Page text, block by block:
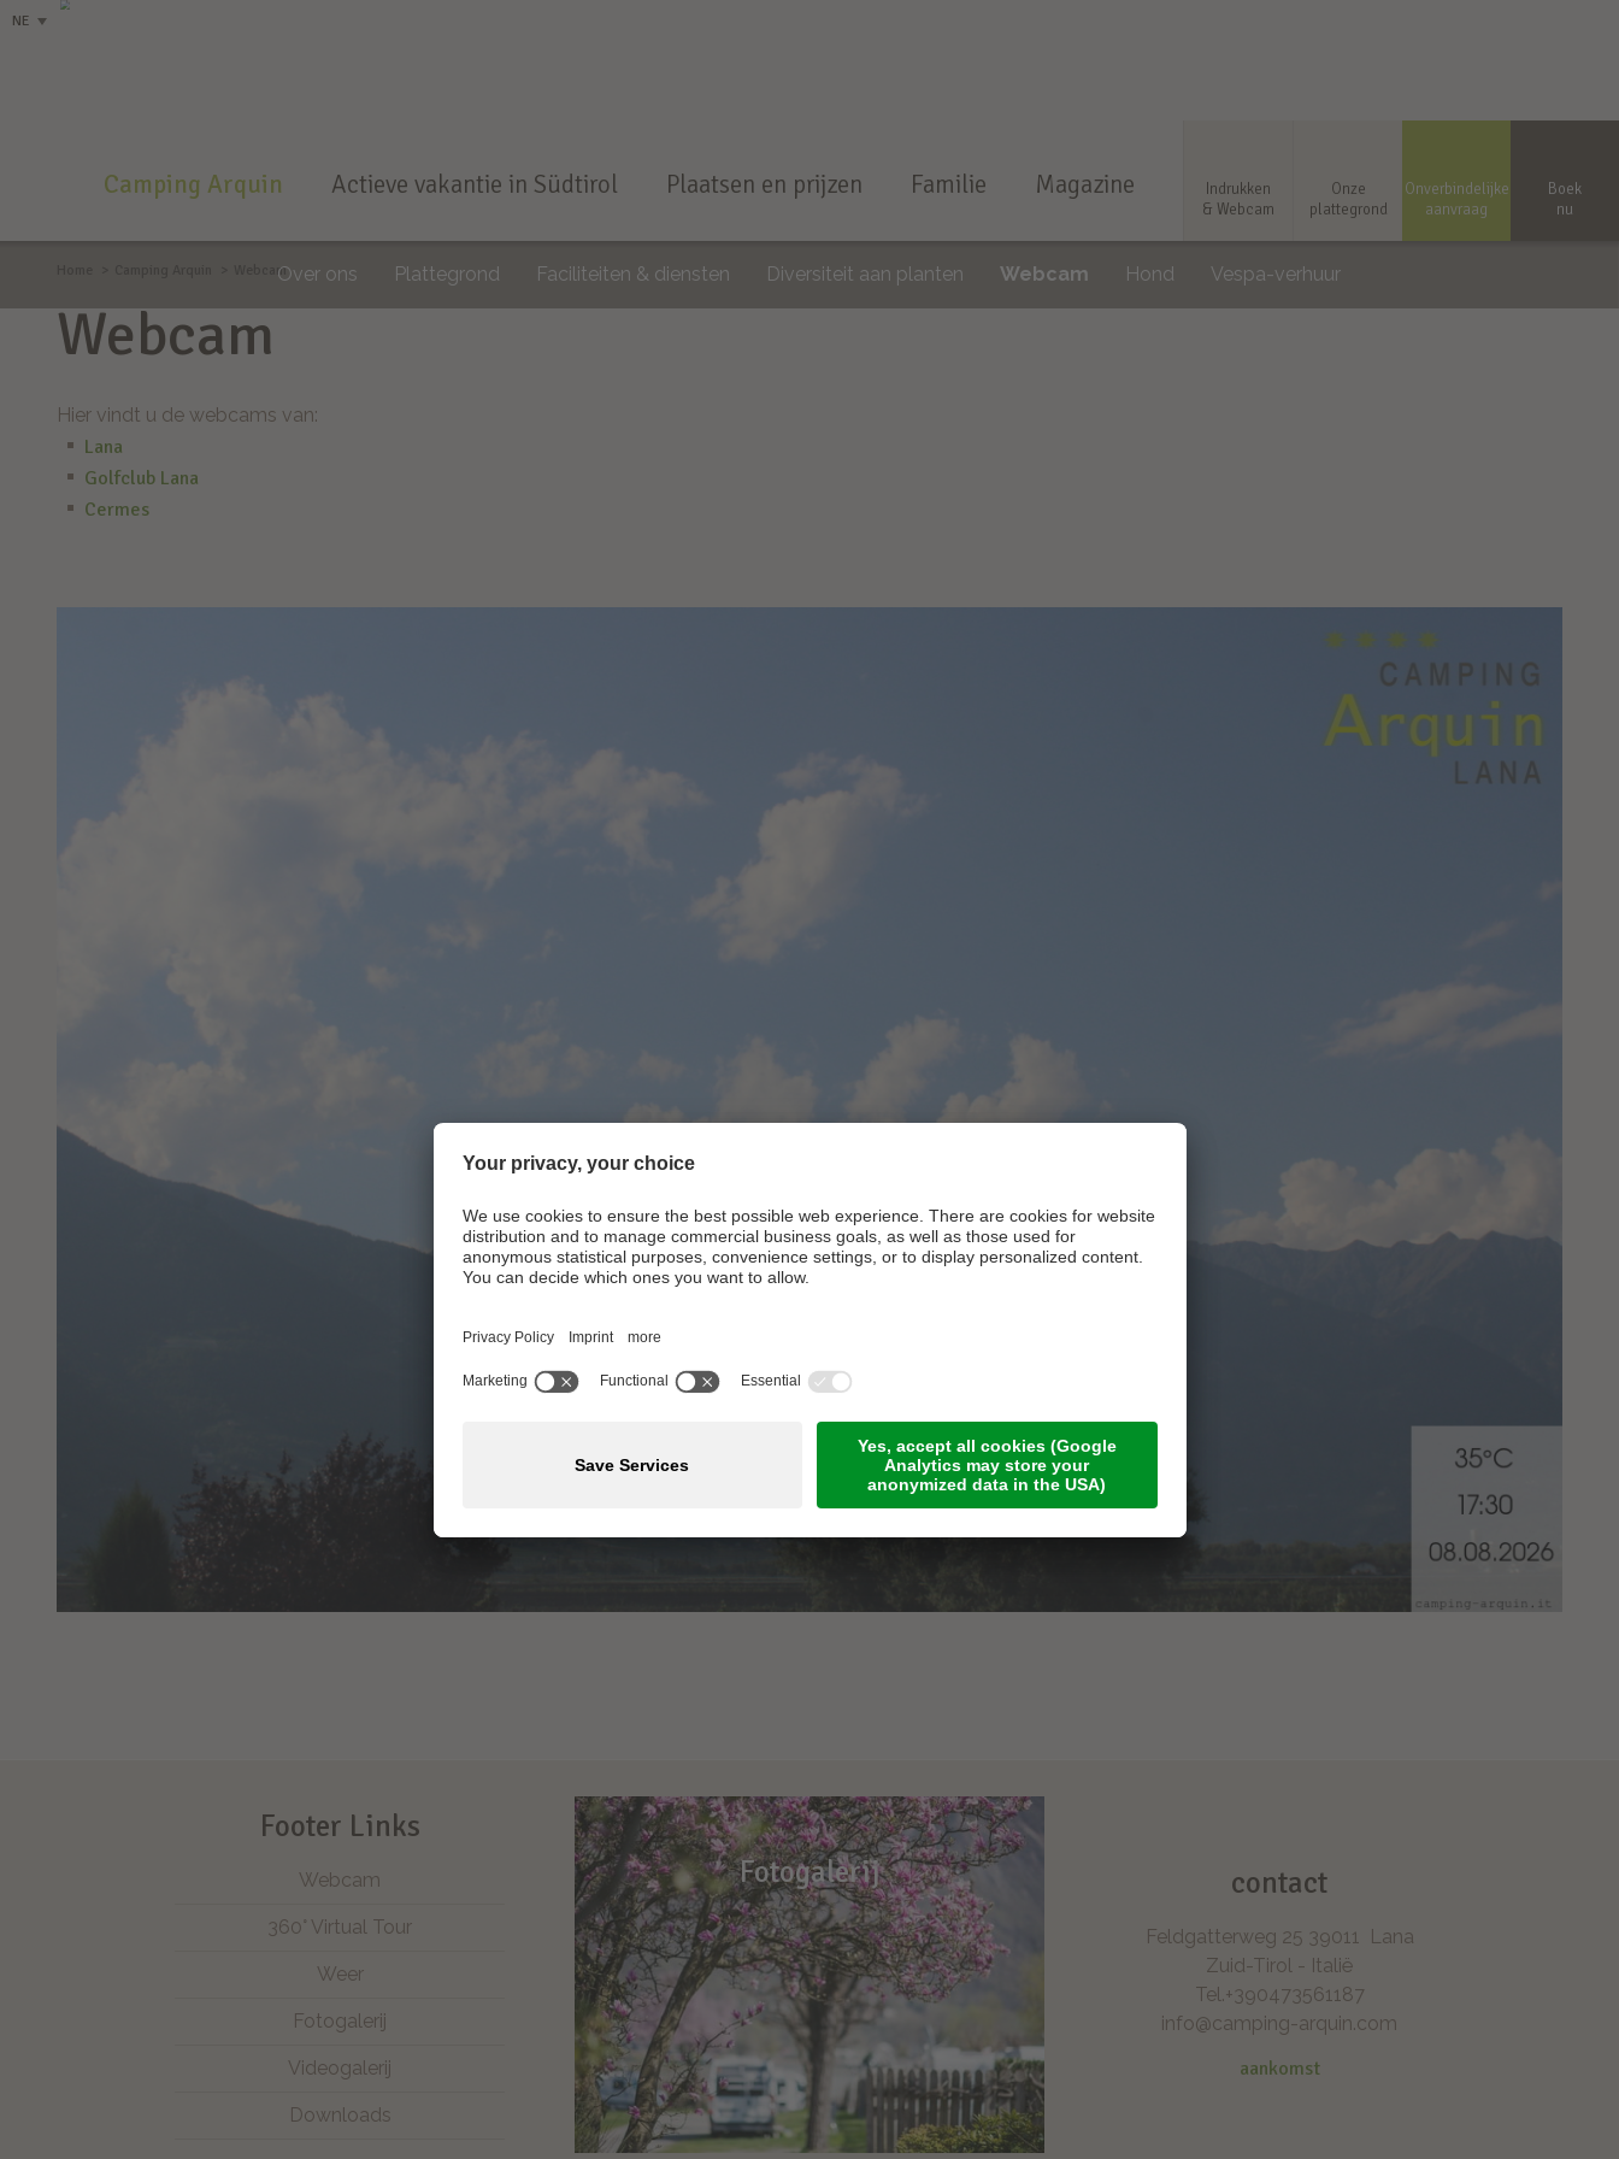
NE
Camping Arquin
Over ons Plattegrond Faciliteiten & diensten Diversiteit aan planten Webcam Hond Vespa-verhuur
Actieve vakantie in Südtirol Plaatsen en prijzen Familie Magazine
Indrukken
& Webcam
Onze
plattegrond
Onverbindelijke
aanvraag
Boek
nu
Webcam
Webcam
Hier vindt u de webcams van:
Lana
Golfclub Lana
Cermes
Footer Links
Webcam
360° Virtual Tour
Weer
Fotogalerij
Videogalerij
Downloads
Fotogalerij contact
Feldgatterweg 25 39011
Lana
Zuid-Tirol - Italië
Tel.+390473561187
info@camping-arquin.com
aankomst